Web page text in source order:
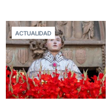
ACTUALIDAD